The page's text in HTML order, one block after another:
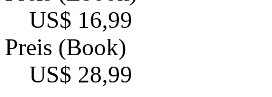
US$ 16,99
Preis (Book)
US$ 28,99